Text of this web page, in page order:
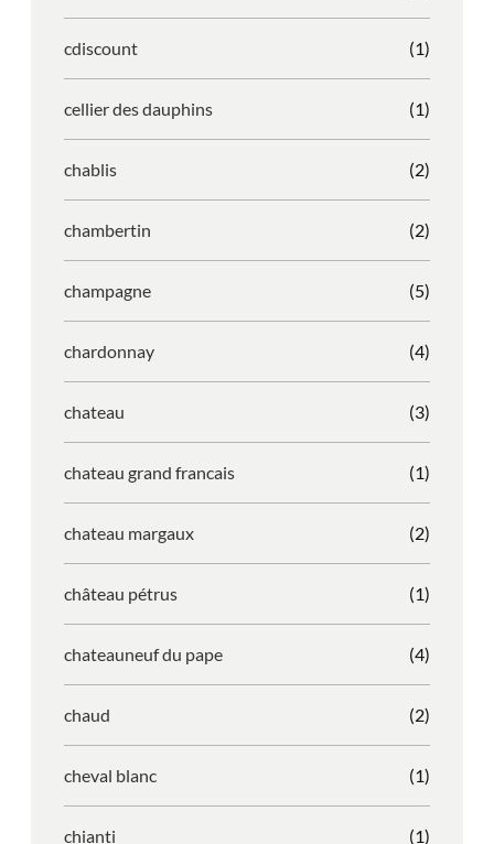
cdiscount (1)
cellier des dauphins (1)
chablis (2)
chambertin (2)
champagne (5)
chardonnay (4)
chateau (3)
chateau grand francais (1)
chateau margaux (2)
château pétrus (1)
chateauneuf du pape (4)
chaud (2)
cheval blanc (1)
chianti (1)